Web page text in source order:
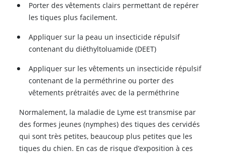
Porter des vêtements clairs permettant de repérer
les tiques plus facilement.
Appliquer sur la peau un insecticide répulsif
contenant du diéthyltoluamide (DEET)
Appliquer sur les vêtements un insecticide répulsif
contenant de la perméthrine ou porter des
vêtements prétraités avec de la perméthrine
Normalement, la maladie de Lyme est transmise par
des formes jeunes (nymphes) des tiques des cervidés
qui sont très petites, beaucoup plus petites que les
tiques du chien. En cas de risque d’exposition à ces